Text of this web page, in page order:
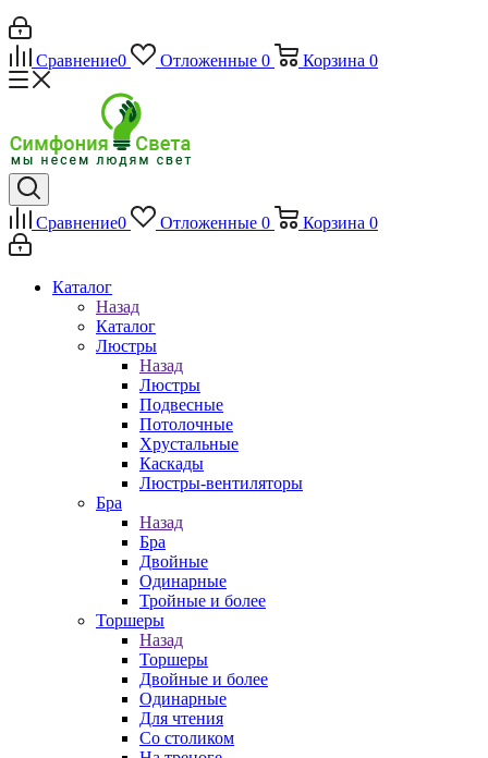
Сравнение0 Отложенные 0 Корзина 0
Сравнение0 Отложенные 0 Корзина 0
Каталог
Назад
Каталог
Люстры
Назад
Люстры
Подвесные
Потолочные
Хрустальные
Каскады
Люстры-вентиляторы
Бра
Назад
Бра
Двойные
Одинарные
Тройные и более
Торшеры
Назад
Торшеры
Двойные и более
Одинарные
Для чтения
Со столиком